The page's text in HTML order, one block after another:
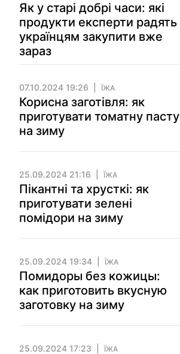
Як у старі добрі часи: які
продукти експерти радять
українцям закупити вже
зараз
07.10.2024 19:26 ЇЖА
Корисна заготівля: як
приготувати томатну пасту
на зиму
25.09.2024 21:16 ЇЖА
Пікантні та хрусткі: як
приготувати зелені
помідори на зиму
25.09.2024 19:34 ЇЖА
Помидоры без кожицы:
как приготовить вкусную
заготовку на зиму
25.09.2024 17:23 ЇЖА